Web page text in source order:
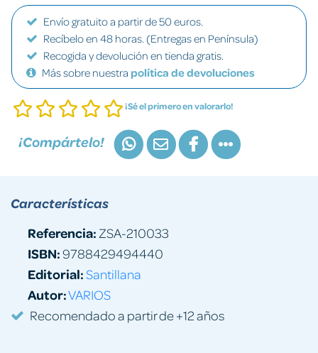
Envío gratuito a partir de 50 euros.
Recíbelo en 48 horas. (Entregas en Península)
Recogida y devolución en tienda gratis.
Más sobre nuestra política de devoluciones
¡Sé el primero en valorarlo!
¡Compártelo!
Características
Referencia: ZSA-210033
ISBN:9788429494440
Editorial:Santillana
Autor:VARIOS
Recomendado a partir de +12 años